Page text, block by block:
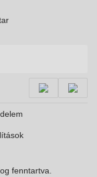
fenntartva.